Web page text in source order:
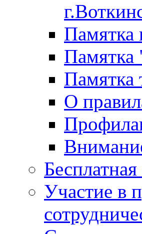
Памятка
Памятка
О
Участие в